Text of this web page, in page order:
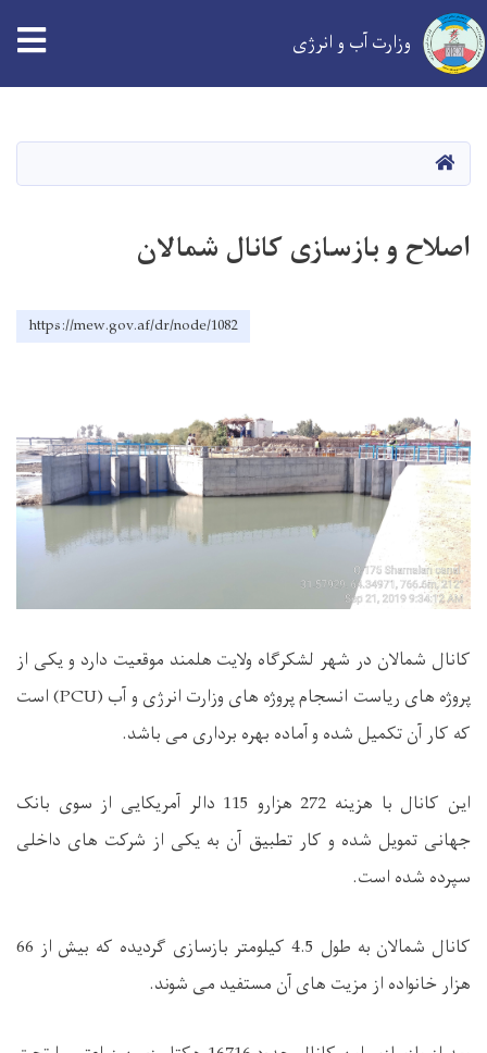
content
وزارت آب و انرژی
خانه
اصلاح و بازسازی کانال شمالان
https://mew.gov.af/dr/node/1082
کانال شمالان در شهر لشکرگاه ولایت هلمند موقعیت دارد و یکی از
پروژه های ریاست انسجام پروژه های وزارت انرژی و آب (PCU) است
که کار آن تکمیل شده و آماده بهره برداری می باشد.
این کانال با هزینه 272 هزارو 115 دالر آمریکایی از سوی بانک
جهانی تمویل شده و کار تطبیق آن به یکی از شرکت های داخلی
سپرده شده است.
کانال شمالان به طول 4.5 کیلومتر بازسازی گردیده که بیش از 66
هزار خانواده از مزیت های آن مستفید می شوند.